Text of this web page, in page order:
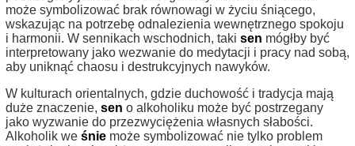
może symbolizować brak równowagi w życiu śniącego,
wskazując na potrzebę odnalezienia wewnętrznego spokoju
i harmonii. W sennikach wschodnich, taki sen mógłby być
interpretowany jako wezwanie do medytacji i pracy nad sobą,
aby uniknąć chaosu i destrukcyjnych nawyków.
W kulturach orientalnych, gdzie duchowość i tradycja mają
duże znaczenie, sen o alkoholiku może być postrzegany
jako wyzwanie do przezwyciężenia własnych słabości.
Alkoholik we śnie może symbolizować nie tylko problem